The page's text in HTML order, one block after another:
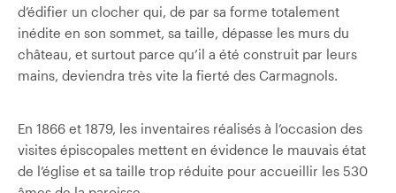
d’édifier un clocher qui, de par sa forme totalement
inédite en son sommet, sa taille, dépasse les murs du
château, et surtout parce qu’il a été construit par leurs
mains, deviendra très vite la fierté des Carmagnols.
En 1866 et 1879, les inventaires réalisés à l’occasion des
visites épiscopales mettent en évidence le mauvais état
de l’église et sa taille trop réduite pour accueillir les 530